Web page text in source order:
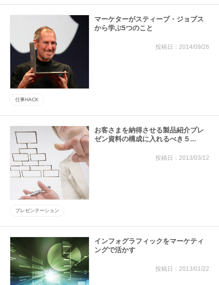
マーケターがスティーブ・ジョブス
から学ぶ5つのこと
2014/09/26
仕事HACK
お客さまを納得させる製品紹介プレ
ゼン資料の構成に入れるべき５...
2013/03/12
プレゼンテーション
インフォグラフィックをマーケティ
ングで活かす
2013/01/22